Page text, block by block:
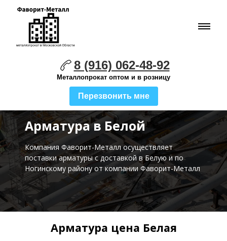
8 (916) 062-48-92
Металлопрокат оптом и в розницу
Перезвонить мне
Арматура в Белой
Компания Фаворит-Металл осуществляет
поставкиарматуры с доставкой в Белую и по
Ногинскому району от компании Фаворит-Металл
Арматура цена Белая